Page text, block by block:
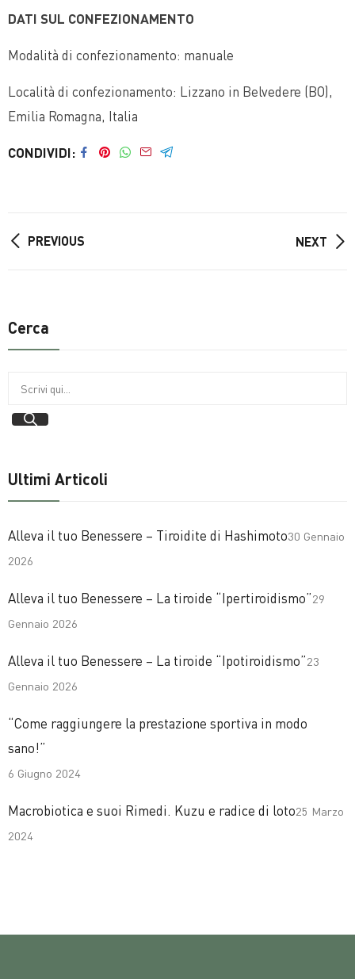
DATI SUL CONFEZIONAMENTO
Modalità di confezionamento: manuale
Località di confezionamento: Lizzano in Belvedere (BO),
Emilia Romagna, Italia
CONDIVIDI
PREVIOUS NEXT
Cerca
Ultimi Articoli
Alleva il tuo Benessere – Tiroidite di Hashimoto30 Gennaio
2026
Alleva il tuo Benessere – La tiroide “Ipertiroidismo”29
Gennaio 2026
Alleva il tuo Benessere – La tiroide “Ipotiroidismo”23
Gennaio 2026
“Come raggiungere la prestazione sportiva in modo
sano!”
6 Giugno 2024
Macrobiotica e suoi Rimedi. Kuzu e radice di loto25 Marzo
2024